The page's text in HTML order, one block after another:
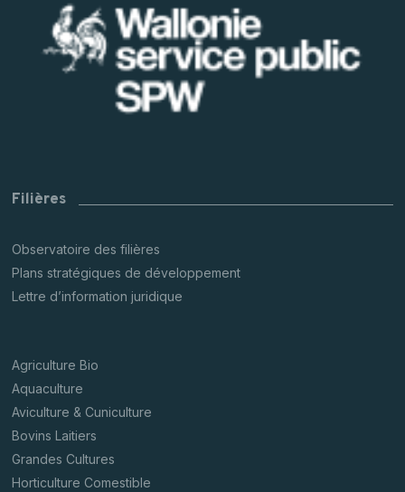
Filières
Observatoire des filières
Plans stratégiques de développement
Lettre d’information juridique
Agriculture Bio
Aquaculture
Aviculture & Cuniculture
Bovins Laitiers
Grandes Cultures
Horticulture Comestible